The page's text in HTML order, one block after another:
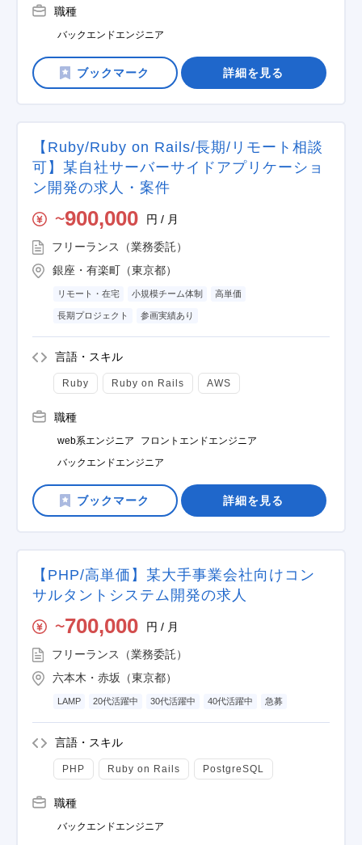
職種
バックエンドエンジニア
詳細を見る
【Ruby/Ruby on Rails/長期/リモート相談
可】某自社サーバーサイドアプリケーショ
ン開発の求人・案件
〜900,000 円 / 月
フリーランス（業務委託）
銀座・有楽町（東京都）
リモート・在宅 小規模チーム体制 高単価
長期プロジェクト 参画実績あり
言語・スキル
Ruby Ruby on Rails AWS
職種
web系エンジニア
フロントエンドエンジニア
バックエンドエンジニア
詳細を見る
【PHP/高単価】某大手事業会社向けコン
サルタントシステム開発の求人
〜700,000 円 / 月
フリーランス（業務委託）
六本木・赤坂（東京都）
LAMP 20代活躍中 30代活躍中 40代活躍中 急募
言語・スキル
PHP Ruby on Rails PostgreSQL
職種
バックエンドエンジニア